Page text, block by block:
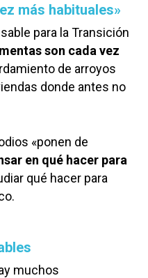
más habituales»
para la Transición
son cada vez
de arroyos
donde antes no
«ponen de
en qué hacer para
qué hacer para
muchos